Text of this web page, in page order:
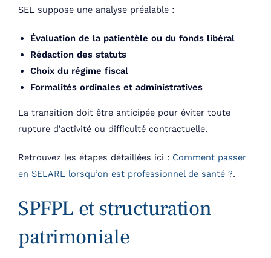
SEL suppose une analyse préalable :
Évaluation de la patientèle ou du fonds libéral
Rédaction des statuts
Choix du régime fiscal
Formalités ordinales et administratives
La transition doit être anticipée pour éviter toute
rupture d’activité ou difficulté contractuelle.
Retrouvez les étapes détaillées ici : Comment passer
en SELARL lorsqu’on est professionnel de santé ?.
SPFPL et structuration
patrimoniale